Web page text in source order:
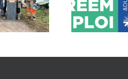
c’est le mois du
et du réemploi !
Impact